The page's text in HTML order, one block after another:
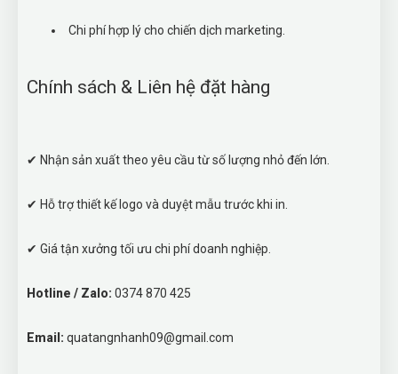
Chi phí hợp lý cho chiến dịch marketing.
Chính sách & Liên hệ đặt hàng
✔ Nhận sản xuất theo yêu cầu từ số lượng nhỏ đến lớn.
✔ Hỗ trợ thiết kế logo và duyệt mẫu trước khi in.
✔ Giá tận xưởng tối ưu chi phí doanh nghiệp.
Hotline / Zalo: 0374 870 425
Email: quatangnhanh09@gmail.com